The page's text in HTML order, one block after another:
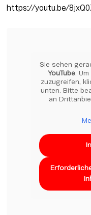
https://youtu.be/
YouTube.
zuzugreifen,
unten. Bitte
an